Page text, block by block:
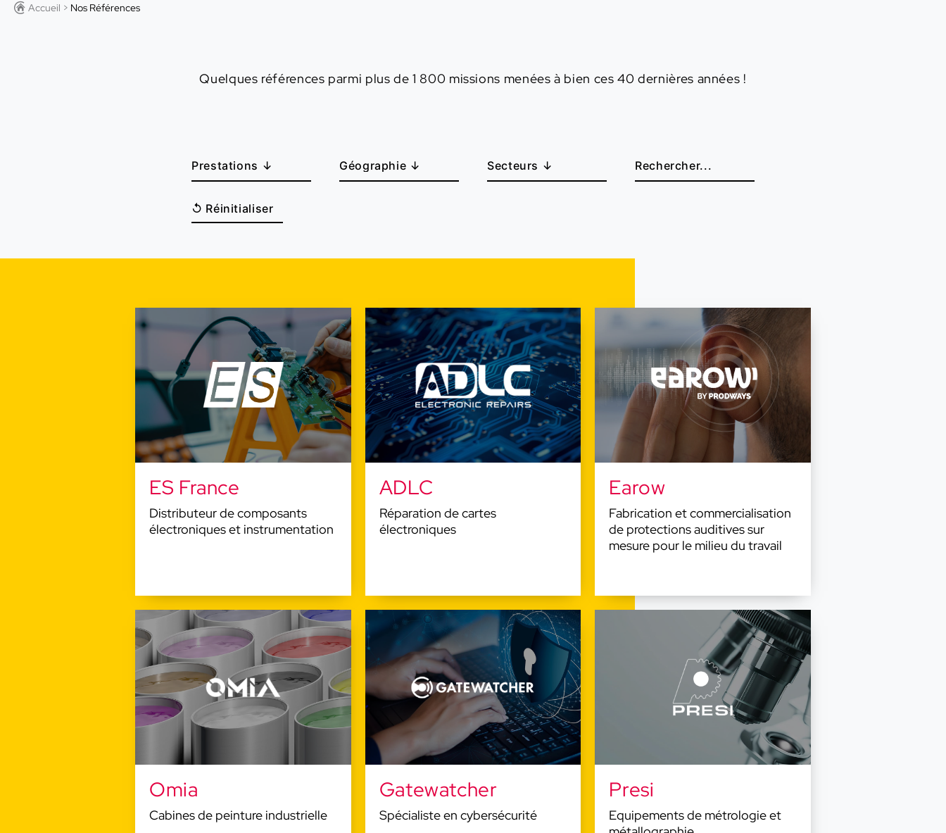
Accueil > Nos Références
Quelques références parmi plus de 1 800 missions menées à bien ces 40 dernières années !
↺ Réinitialiser
ES France
Distributeur de composants
électroniques et instrumentation
ADLC
Réparation de cartes
électroniques
Earow
Fabrication et commercialisation
de protections auditives sur
mesure pour le milieu du travail
Omia
Cabines de peinture industrielle
Gatewatcher
Spécialiste en cybersécurité
Presi
Equipements de métrologie et
titre de la pop-up
Inter has ruinarum varietates a Nisibi quam tuebatur
accitus Vrsicinus, cui nos obsecuturos iunxerat imperiale
praeceptum, dispicere litis exitialis certamina cogebatur
abnuens et reclamans, adulatorum oblatrantibus turmis,
bellicosus sane milesque semper et militum ductor sed
forensibus iurgiis.
Learn more